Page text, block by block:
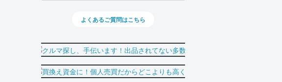
よくあるご質問はこちら